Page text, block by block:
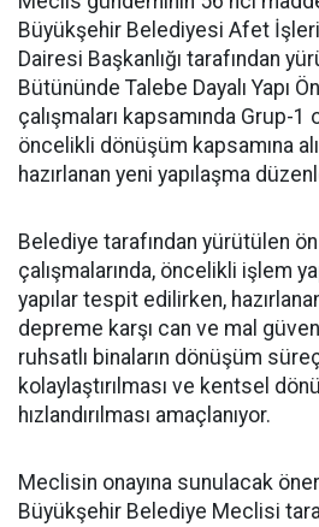
Büyükşehir Belediyesi Afet
Dairesi Başkanlığı tarafından
Bütününde Talebe Dayalı Yapı
çalışmaları kapsamında Grup-
öncelikli dönüşüm kapsamına
hazırlanan yeni yapılaşma
Belediye tarafından yürütülen
çalışmalarında, öncelikli işlem
yapılar tespit edilirken,
depreme karşı can ve mal
ruhsatlı binaların dönüşüm
kolaylaştırılması ve kentsel
hızlandırılması amaçlanıyor.
Meclisin onayına sunulacak
Büyükşehir Belediye Meclisi